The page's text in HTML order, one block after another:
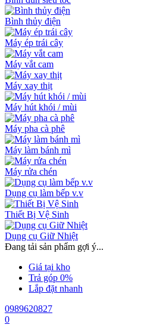
Bình thủy điện
Máy ép trái cây
Máy vắt cam
Máy xay thịt
Máy hút khói / mùi
Máy pha cà phê
Máy làm bánh mì
Máy rửa chén
Dụng cụ làm bếp v.v
Thiết Bị Vệ Sinh
Dụng cụ Giữ Nhiệt
Đang tải sản phẩm gợi ý...
Giá tại kho
Trả góp 0%
Lắp đặt nhanh
0989620827
0